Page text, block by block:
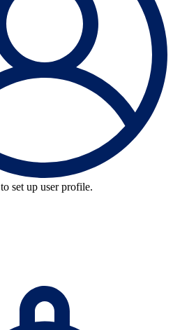
to set up user profile.